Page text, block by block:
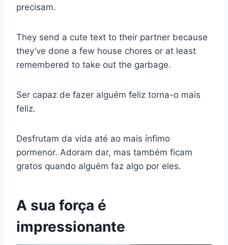
precisam.
They send a cute text to their partner because
they’ve done a few house chores or at least
remembered to take out the garbage.
Ser capaz de fazer alguém feliz torna-o mais
feliz.
Desfrutam da vida até ao mais ínfimo
pormenor. Adoram dar, mas também ficam
gratos quando alguém faz algo por eles.
A sua força é
impressionante